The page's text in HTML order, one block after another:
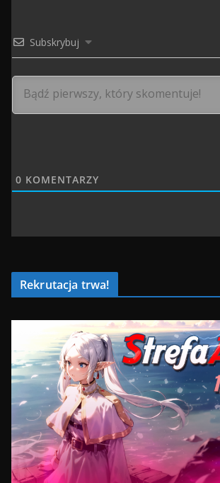
Subskrybuj
0 KOMENTARZY
Rekrutacja trwa!